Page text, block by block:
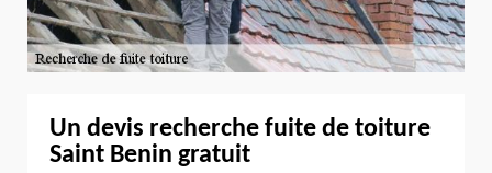
Un devis recherche fuite de toiture
Saint Benin gratuit